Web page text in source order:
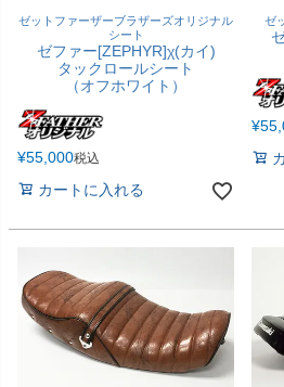
ゼットファーザーブラザーズオリジナル
シート
ゼファー[ZEPHYR]χ(カイ)
タックロールシート
（オフホワイト）
¥55,000税込
カートに入れる
ゼ
¥